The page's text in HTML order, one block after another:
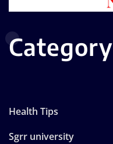
Category
Health Tips
Sgrr university